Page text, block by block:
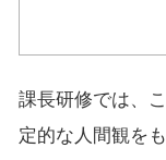
課長研修では、
定的な人間観を